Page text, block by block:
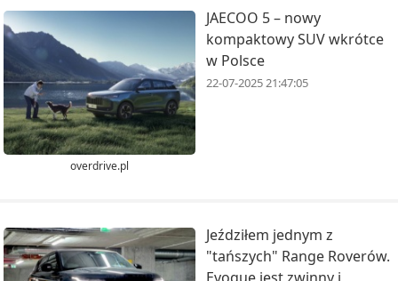
overdrive.pl
JAECOO 5 – nowy
kompaktowy SUV wkrótce
w Polsce
22-07-2025 21:47:05
Jeździłem jednym z
"tańszych" Range Roverów.
Evoque jest zwinny i